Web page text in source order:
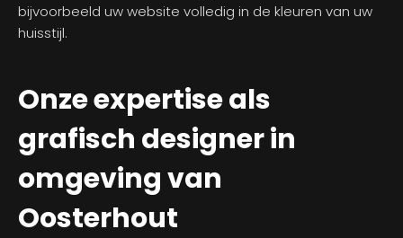
bijvoorbeeld uw website volledig in de kleuren van uw
huisstijl.
Onze expertise als
grafisch designer in
omgeving van
Oosterhout